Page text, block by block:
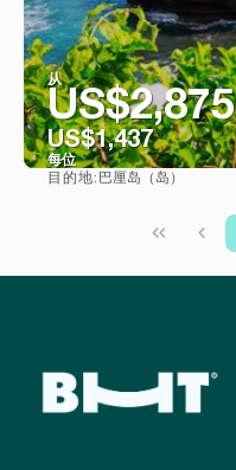
从
US$2,875
US$1,437
每位
目的地: 巴厘岛（岛）